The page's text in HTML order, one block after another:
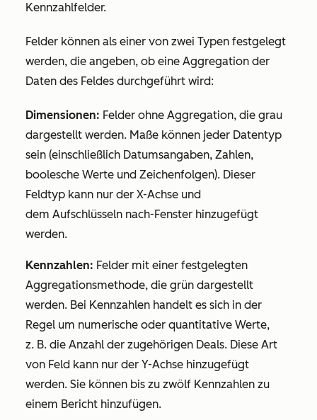
Kennzahlfelder.
Felder können als einer von zwei Typen festgelegt
werden, die angeben, ob eine Aggregation der
Daten des Feldes durchgeführt wird:
Dimensionen: Felder ohne Aggregation, die grau
dargestellt werden. Maße können jeder Datentyp
sein (einschließlich Datumsangaben, Zahlen,
boolesche Werte und Zeichenfolgen). Dieser
Feldtyp kann nur der X-Achse und
dem Aufschlüsseln nach-Fenster hinzugefügt
werden.
Kennzahlen: Felder mit einer festgelegten
Aggregationsmethode, die grün dargestellt
werden. Bei Kennzahlen handelt es sich in der
Regel um numerische oder quantitative Werte,
z. B. die Anzahl der zugehörigen Deals. Diese Art
von Feld kann nur der Y-Achse hinzugefügt
werden. Sie können bis zu zwölf Kennzahlen zu
einem Bericht hinzufügen.